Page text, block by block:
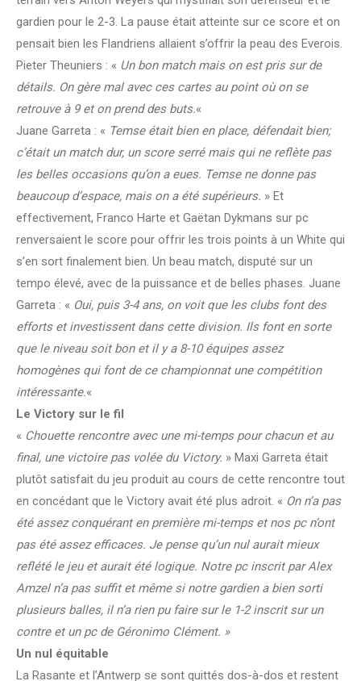
gardien pour le 2-3. La pause était atteinte sur ce score et on
pensait bien les Flandriens allaient s’offrir la peau des Everois.
Pieter Theuniers : « Un bon match mais on est pris sur de
détails. On gère mal avec ces cartes au point où on se
retrouve à 9 et on prend des buts.«
Juane Garreta : « Temse était bien en place, défendait bien;
c’était un match dur, un score serré mais qui ne reflète pas
les belles occasions qu’on a eues. Temse ne donne pas
beaucoup d’espace, mais on a été supérieurs. » Et
effectivement, Franco Harte et Gaëtan Dykmans sur pc
renversaient le score pour offrir les trois points à un White qui
s’en sort finalement bien. Un beau match, disputé sur un
tempo élevé, avec de la puissance et de belles phases. Juane
Garreta : « Oui, puis 3-4 ans, on voit que les clubs font des
efforts et investissent dans cette division. Ils font en sorte
que le niveau soit bon et il y a 8-10 équipes assez
homogènes qui font de ce championnat une compétition
intéressante.«
Le Victory sur le fil
« Chouette rencontre avec une mi-temps pour chacun et au
final, une victoire pas volée du Victory. » Maxi Garreta était
plutôt satisfait du jeu produit au cours de cette rencontre tout
en concédant que le Victory avait été plus adroit. « On n’a pas
été assez conquérant en première mi-temps et nos pc n’ont
pas été assez efficaces. Je pense qu’un nul aurait mieux
reflété le jeu et aurait été logique. Notre pc inscrit par Alex
Amzel n’a pas suffit et même si notre gardien a bien sorti
plusieurs balles, il n’a rien pu faire sur le 1-2 inscrit sur un
contre et un pc de Géronimo Clément. »
Un nul équitable
La Rasante et l’Antwerp se sont quittés dos-à-dos et restent